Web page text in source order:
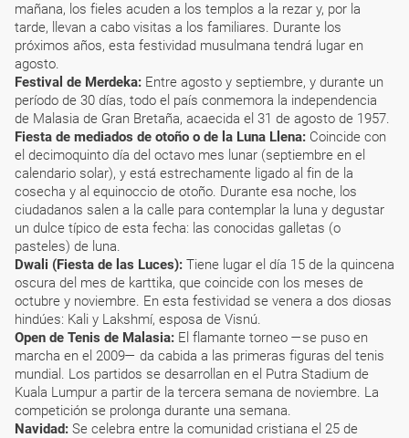
mañana, los fieles acuden a los templos a la rezar y, por la
tarde, llevan a cabo visitas a los familiares. Durante los
próximos años, esta festividad musulmana tendrá lugar en
agosto.
Festival de Merdeka: Entre agosto y septiembre, y durante un
período de 30 días, todo el país conmemora la independencia
de Malasia de Gran Bretaña, acaecida el 31 de agosto de 1957.
Fiesta de mediados de otoño o de la Luna Llena: Coincide con
el decimoquinto día del octavo mes lunar (septiembre en el
calendario solar), y está estrechamente ligado al fin de la
cosecha y al equinoccio de otoño. Durante esa noche, los
ciudadanos salen a la calle para contemplar la luna y degustar
un dulce típico de esta fecha: las conocidas galletas (o
pasteles) de luna.
Dwali (Fiesta de las Luces): Tiene lugar el día 15 de la quincena
oscura del mes de karttika, que coincide con los meses de
octubre y noviembre. En esta festividad se venera a dos diosas
hindúes: Kali y Lakshmí, esposa de Visnú.
Open de Tenis de Malasia: El flamante torneo —se puso en
marcha en el 2009— da cabida a las primeras figuras del tenis
mundial. Los partidos se desarrollan en el Putra Stadium de
Kuala Lumpur a partir de la tercera semana de noviembre. La
competición se prolonga durante una semana.
Navidad: Se celebra entre la comunidad cristiana el 25 de